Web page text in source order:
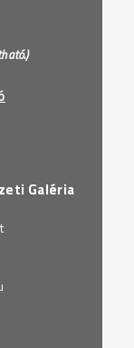
Galéria